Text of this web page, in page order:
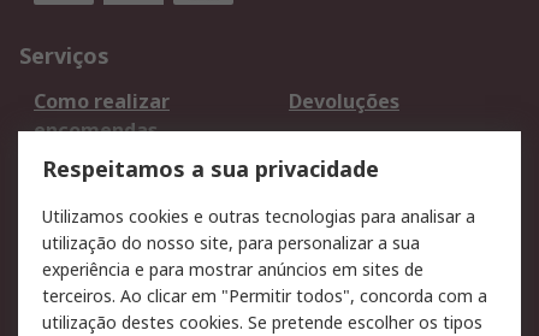
Serviços
Como realizar
encomendas
Devoluções
Formas de entrega
Qualidade e ambiente
Pagamento e
faturação
Legal
Respeitamos a sua privacidade
Utilizamos cookies e outras tecnologias para analisar a
utilização do nosso site, para personalizar a sua
experiência e para mostrar anúncios em sites de
terceiros. Ao clicar em "Permitir todos", concorda com a
utilização destes cookies. Se pretende escolher os tipos